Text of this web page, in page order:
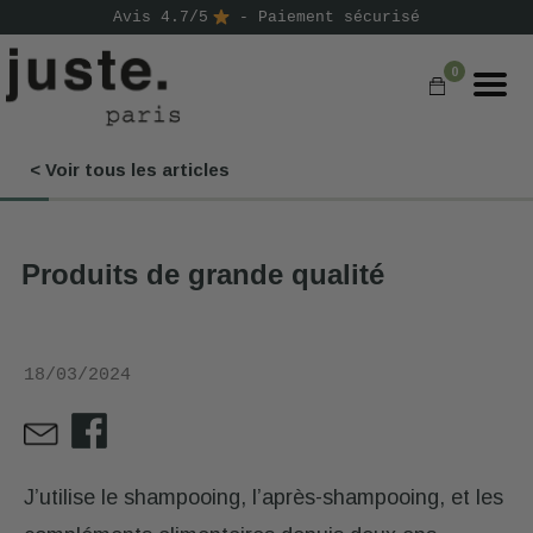
Avis 4.7/5 - Paiement sécurisé
0
< Voir tous les articles
Produits de grande qualité
18/03/2024
J’utilise le shampooing, l’après-shampooing, et les
COMMANDER
NOS GAMMES
D'ESSAI
⭐